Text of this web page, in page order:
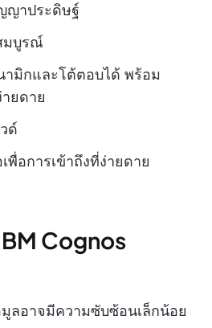
ญาประดิษฐ์
มบูรณ์
มิกและโต้ตอบได้ พร้อม
ยดาย
ด์
พื่อการเข้าถึงที่ง่ายดาย
Cognos
ลอาจมีความซับซ้อนเล็กน้อย